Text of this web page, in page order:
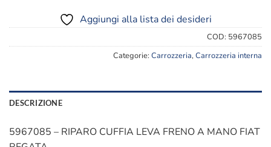
Aggiungi alla lista dei desideri
COD: 5967085
Categorie: Carrozzeria, Carrozzeria interna
DESCRIZIONE
5967085 – RIPARO CUFFIA LEVA FRENO A MANO FIAT